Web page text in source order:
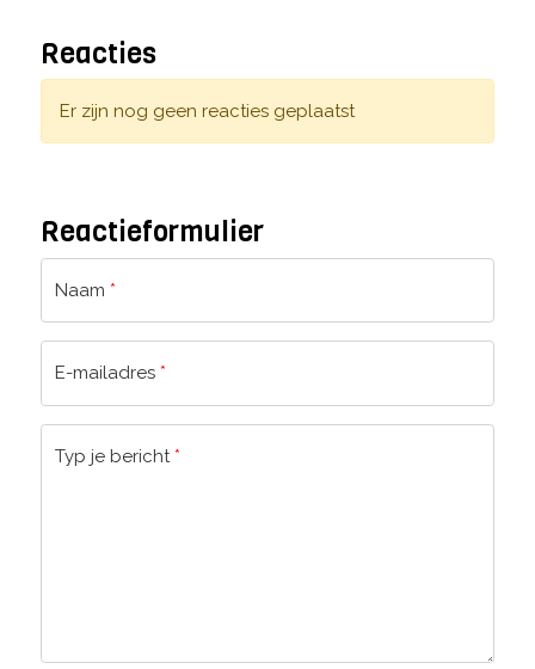
Reacties
Er zijn nog geen reacties geplaatst
Reactieformulier
Naam *
E-mailadres *
Typ je bericht *